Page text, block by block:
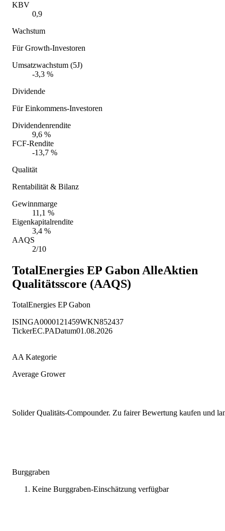
KBV
0,9
Wachstum
Für Growth-Investoren
Umsatzwachstum (5J)
-3,3 %
Dividende
Für Einkommens-Investoren
Dividendenrendite
9,6 %
FCF-Rendite
-13,7 %
Qualität
Rentabilität & Bilanz
Gewinnmarge
11,1 %
Eigenkapitalrendite
3,4 %
AAQS
2/10
TotalEnergies EP Gabon AlleAktien
Qualitätsscore (AAQS)
TotalEnergies EP Gabon
ISINGA0000121459WKN852437
TickerEC.PADatum01.08.2026
AA Kategorie
Average Grower
Solider Qualitäts-Compounder. Zu fairer Bewertung kaufen und
Burggraben
Keine Burggraben-Einschätzung verfügbar